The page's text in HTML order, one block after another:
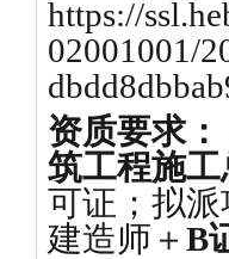
https://
02001001/
资质要求：
筑工程施
可证；拟
建造师＋ B